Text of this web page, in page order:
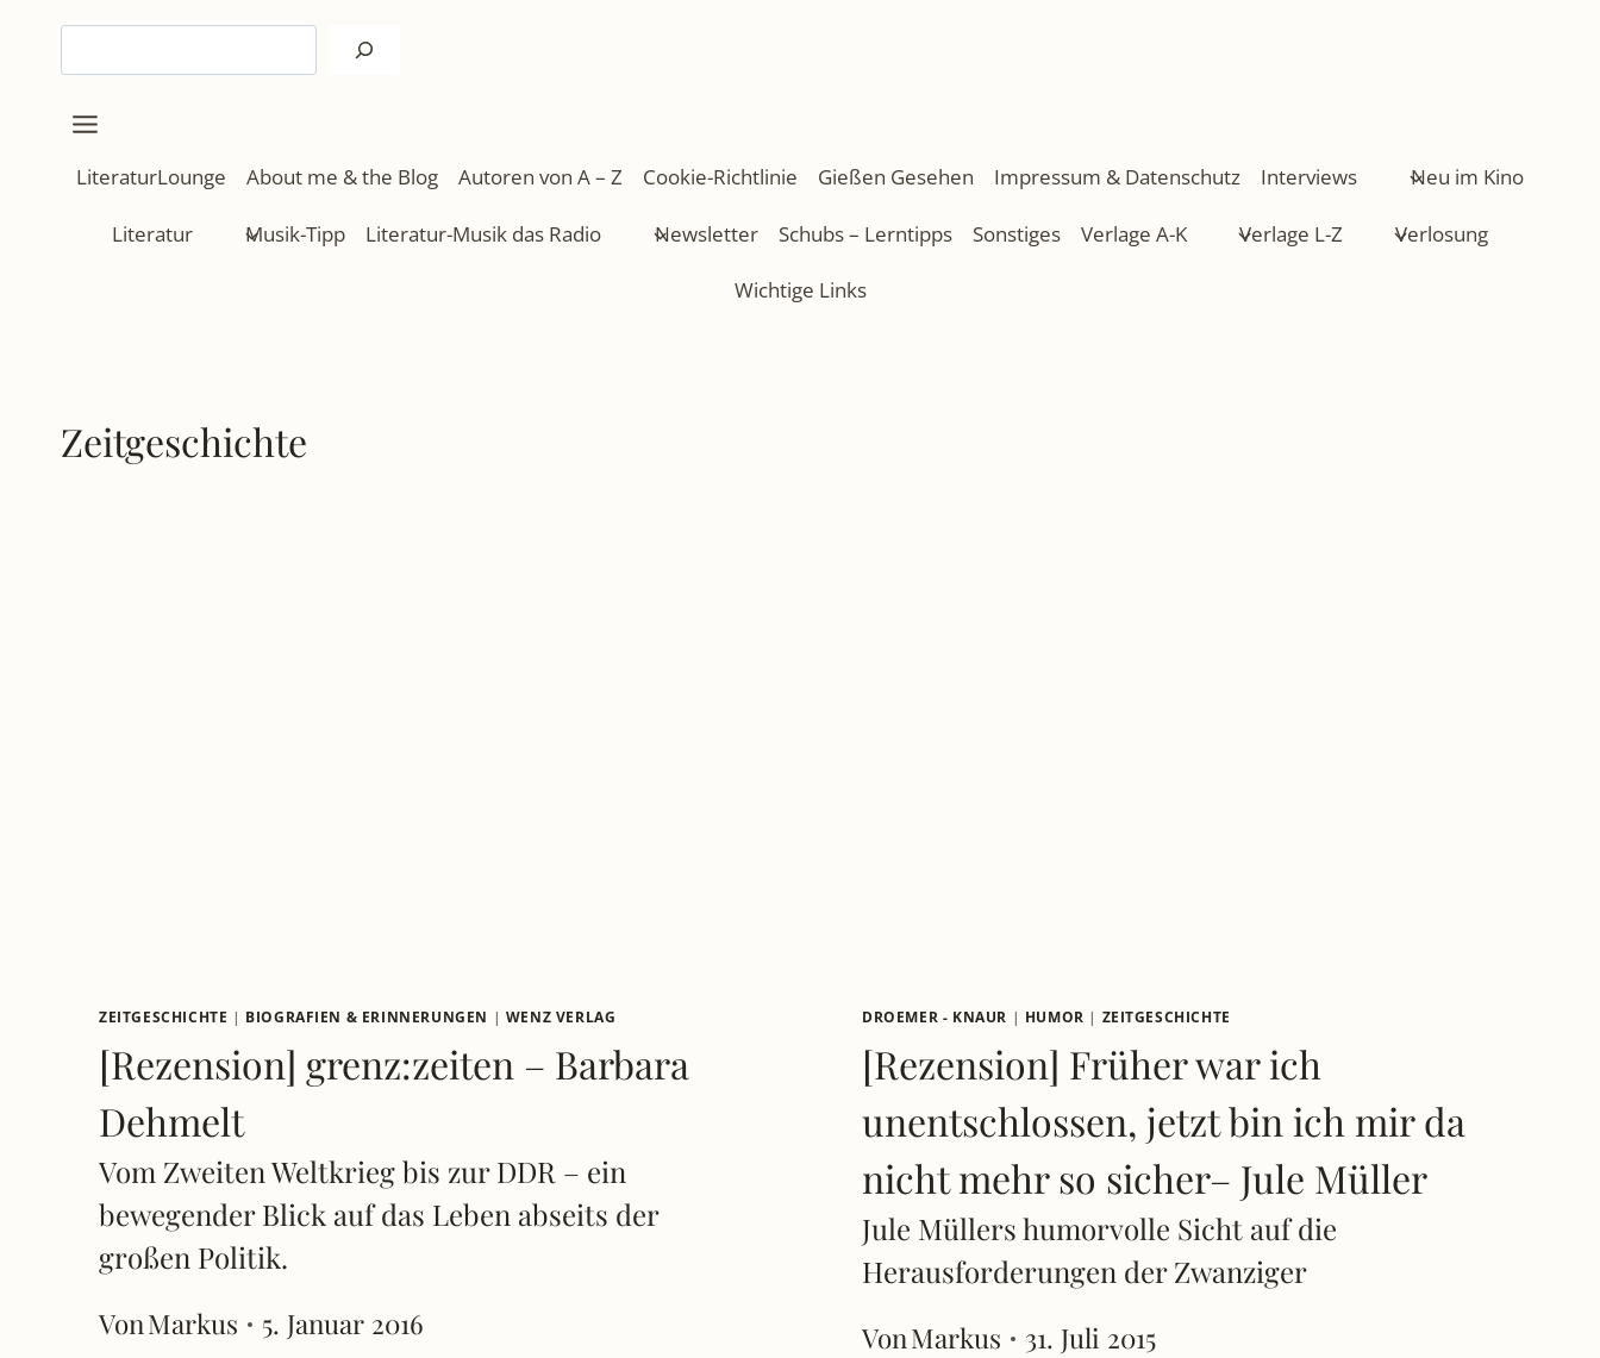
springen
LiteraturLounge About me & the Blog Autoren von A – Z Cookie-Richtlinie Gießen Gesehen Impressum & Datenschutz Interviews Neu im Kino
Literatur Musik-Tipp Literatur-Musik das Radio Newsletter Schubs – Lerntipps Sonstiges Verlage A-K Verlage L-Z Verlosung
Wichtige Links
Zeitgeschichte
ZEITGESCHICHTE | BIOGRAFIEN & ERINNERUNGEN | WENZ VERLAG
[Rezension] grenz:zeiten – Barbara
Dehmelt
Vom Zweiten Weltkrieg bis zur DDR – ein
bewegender Blick auf das Leben abseits der
großen Politik.
VonMarkus 5. Januar 2016
DROEMER - KNAUR | HUMOR | ZEITGESCHICHTE
[Rezension] Früher war ich
unentschlossen, jetzt bin ich mir da
nicht mehr so sicher– Jule Müller
Jule Müllers humorvolle Sicht auf die
Herausforderungen der Zwanziger
VonMarkus 31. Juli 2015